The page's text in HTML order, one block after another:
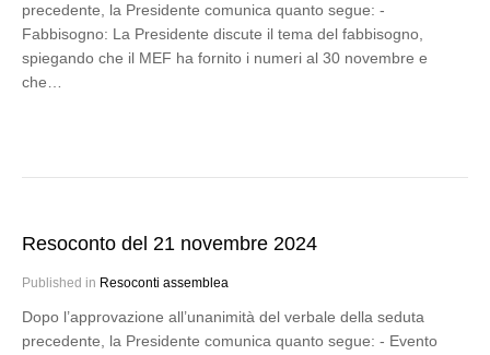
precedente, la Presidente comunica quanto segue: -
Fabbisogno: La Presidente discute il tema del fabbisogno,
spiegando che il MEF ha fornito i numeri al 30 novembre e
che…
Resoconto del 21 novembre 2024
Published in Resoconti assemblea
Dopo l’approvazione all’unanimità del verbale della seduta
precedente, la Presidente comunica quanto segue: - Evento